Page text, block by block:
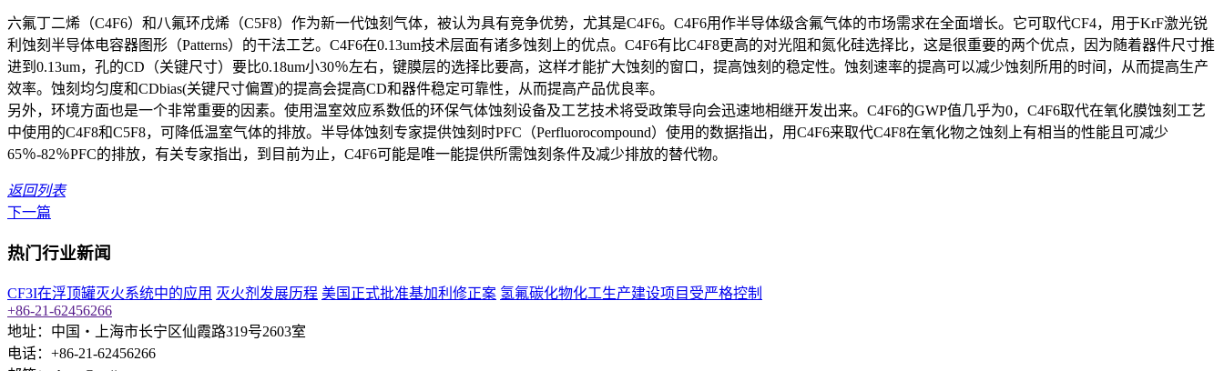
六氟丁二烯（C4F6）和八氟环戊烯（C5F8）作为新一代蚀刻气体，被认为具有竞争优势，尤其是C4F6。C4F6用作半导体级含氟气体的市场需求在全面增长。它可取代CF4，用于KrF激光锐
利蚀刻半导体电容器图形（Patterns）的干法工艺。C4F6在0.13um技术层面有诸多蚀刻上的优点。C4F6有比C4F8更高的对光阻和氮化硅选择比，这是很重要的两个优点，因为随着器件尺寸推
进到0.13um，孔的CD（关键尺寸）要比0.18um小30％左右，键膜层的选择比要高，这样才能扩大蚀刻的窗口，提高蚀刻的稳定性。蚀刻速率的提高可以减少蚀刻所用的时间，从而提高生产
效率。蚀刻均匀度和CDbias(关键尺寸偏置)的提高会提高CD和器件稳定可靠性，从而提高产品优良率。
另外，环境方面也是一个非常重要的因素。使用温室效应系数低的环保气体蚀刻设备及工艺技术将受政策导向会迅速地相继开发出来。C4F6的GWP值几乎为0，C4F6取代在氧化膜蚀刻工艺
中使用的C4F8和C5F8，可降低温室气体的排放。半导体蚀刻专家提供蚀刻时PFC（Perfluorocompound）使用的数据指出，用C4F6来取代C4F8在氧化物之蚀刻上有相当的性能且可减少
65％-82％PFC的排放，有关专家指出，到目前为止，C4F6可能是唯一能提供所需蚀刻条件及减少排放的替代物。
返回列表
下一篇
热门行业新闻
CF3I在浮顶罐灭火系统中的应用 灭火剂发展历程 美国正式批准基加利修正案 氢氟碳化物化工生产建设项目受严格控制
+86-21-62456266
地址：中国‧上海市长宁区仙霞路319号2603室
电话：+86-21-62456266